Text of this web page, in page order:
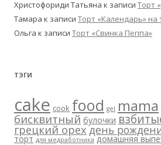
Христофориди Татьяна к записи Торт
Тамара к записи Торт «Календарь» на
Ольга к записи Торт «Свинка Пеппа»
ТЭГИ
cake cook food gel mama
бисквитный булочки
грецкий орех день
торт для медработника домашняя